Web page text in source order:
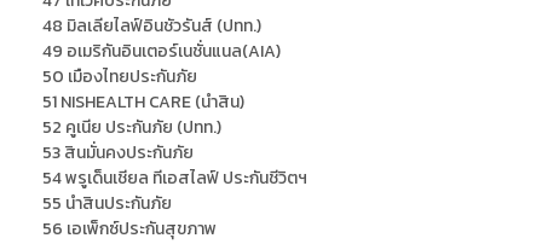
48 มิลเลียไลฟ์อินชัวรันส์ (ปทท.)
49 อเมริกันอินเตอร์เนชั่นแนล(AIA)
50 เมืองไทยประกันภัย
51 NISHEALTH CARE (นำสิน)
52 คูเนีย ประกันภัย (ปทท.)
53 สินมั่นคงประกันภัย
54 พรูเด็นเชียล ทีเอสไลฟ์ ประกันชีวิตฯ
55 นำสินประกันภัย
56 เอเพ็กซ์ประกันสุขภาพ